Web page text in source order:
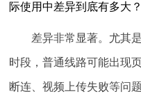
际使用中差异到底有多大？
差异非常显著。尤其
时段，普通线路可能出现
断连、视频上传失败等问